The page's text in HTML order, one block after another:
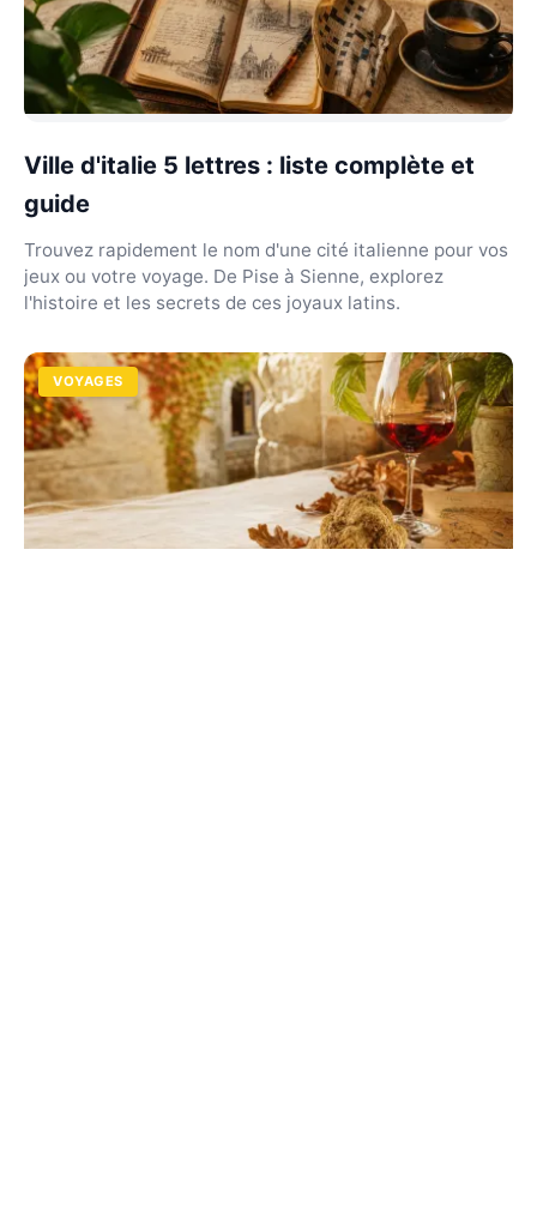
Ville d'italie 5 lettres : liste complète et
guide
Trouvez rapidement le nom d'une cité italienne pour vos
jeux ou votre voyage. De Pise à Sienne, explorez
l'histoire et les secrets de ces joyaux latins.
VOYAGES